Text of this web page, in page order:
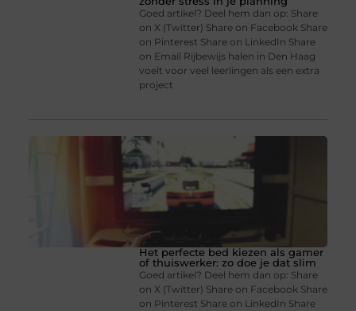
Goed artikel? Deel hem dan op: Share
on X (Twitter) Share on Facebook Share
on Pinterest Share on LinkedIn Share
on Email Rijbewijs halen in Den Haag
voelt voor veel leerlingen als een extra
project
Het perfecte bed kiezen als gamer
of thuiswerker: zo doe je dat slim
Goed artikel? Deel hem dan op: Share
on X (Twitter) Share on Facebook Share
on Pinterest Share on LinkedIn Share